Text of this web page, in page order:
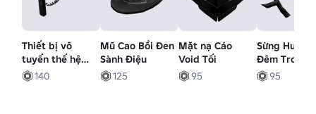
Thiết bị vô
tuyến thế hệ
thứ 2
140
Mũ Cao Bồi Đen
Sành Điệu
125
Mặt nạ Cáo
Void Tối
95
Sừng Hươu
Đêm Trong
Rừng]
95